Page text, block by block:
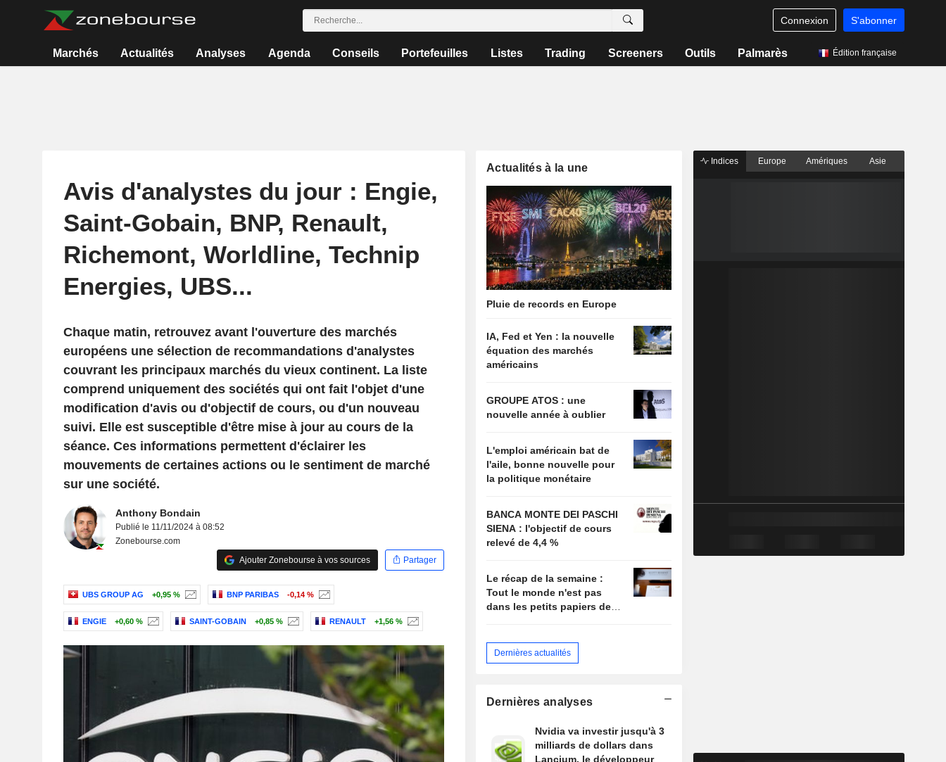
Connexion S'abonner
Marchés Actualités Analyses Agenda Conseils Portefeuilles Listes Trading Screeners Outils Palmarès Édition française
Avis d'analystes du jour : Engie,
Saint-Gobain, BNP, Renault,
Richemont, Worldline, Technip
Energies, UBS...
Chaque matin, retrouvez avant l'ouverture des marchés
européens une sélection de recommandations d'analystes
couvrant les principaux marchés du vieux continent. La liste
comprend uniquement des sociétés qui ont fait l'objet d'une
modification d'avis ou d'objectif de cours, ou d'un nouveau
suivi. Elle est susceptible d'être mise à jour au cours de la
séance. Ces informations permettent d'éclairer les
mouvements de certaines actions ou le sentiment de marché
sur une société.
Anthony Bondain
Publié le 11/11/2024 à 08:52
Zonebourse.com
Ajouter Zonebourse à vos sources
Partager
UBS GROUP AG +0,95 % BNP PARIBAS -0,14 %
ENGIE +0,60 % SAINT-GOBAIN +0,85 % RENAULT +1,56 %
Actualités à la une
Pluie de records en Europe
IA, Fed et Yen : la nouvelle
équation des marchés
américains
GROUPE ATOS : une
nouvelle année à oublier
L'emploi américain bat de
l'aile, bonne nouvelle pour
la politique monétaire
BANCA MONTE DEI PASCHI
SIENA : l'objectif de cours
relevé de 4,4 %
Le récap de la semaine :
Tout le monde n'est pas
dans les petits papiers de
Dernières actualités
Dernières analyses
Nvidia va investir jusqu'à 3
milliards de dollars dans
Lancium, le développeur
Indices Europe Amériques Asie